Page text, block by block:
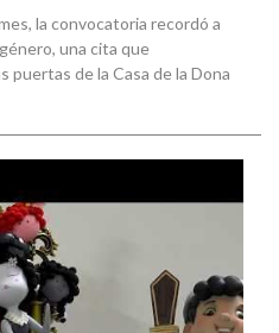
la convocatoria recordó a
una cita que
puertas de la Casa de la Dona